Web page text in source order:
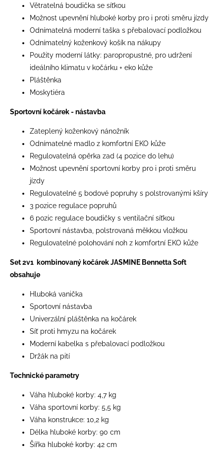
Větratelná boudička se síťkou
Možnost upevnění hluboké korby pro i proti směru jízdy
Odnímatelná moderní taška s přebalovací podložkou
Odnímatelný koženkový košík na nákupy
Použity moderní látky: paropropustné, pro udržení
ideálního klimatu v kočárku + eko kůže
Pláštěnka
Moskytiéra
Sportovní kočárek - nástavba
Zateplený koženkový nánožník
Odnímatelné madlo z komfortní EKO kůže
Regulovatelná opěrka zad (4 pozice do lehu)
Možnost upevnění sportovní korby pro i proti směru
jízdy
Regulovatelné 5 bodové popruhy s polstrovanými kšíry
3 pozice regulace popruhů
6 pozic regulace boudičky s ventilační síťkou
Sportovní nástavba, polstrovaná měkkou vložkou
Regulovatelné polohování noh z komfortní EKO kůže
Set 2v1 kombinovaný kočárek JASMINE Bennetta Soft
obsahuje
Hluboká vanička
Sportovní nástavba
Univerzální pláštěnka na kočárek
Síť proti hmyzu na kočárek
Moderní kabelka s přebalovací podložkou
Držák na pití
Technické parametry
Váha hluboké korby: 4,7 kg
Váha sportovní korby: 5,5 kg
Váha konstrukce: 10,2 kg
Délka hluboké korby: 90 cm
Šířka hluboké korby: 42 cm